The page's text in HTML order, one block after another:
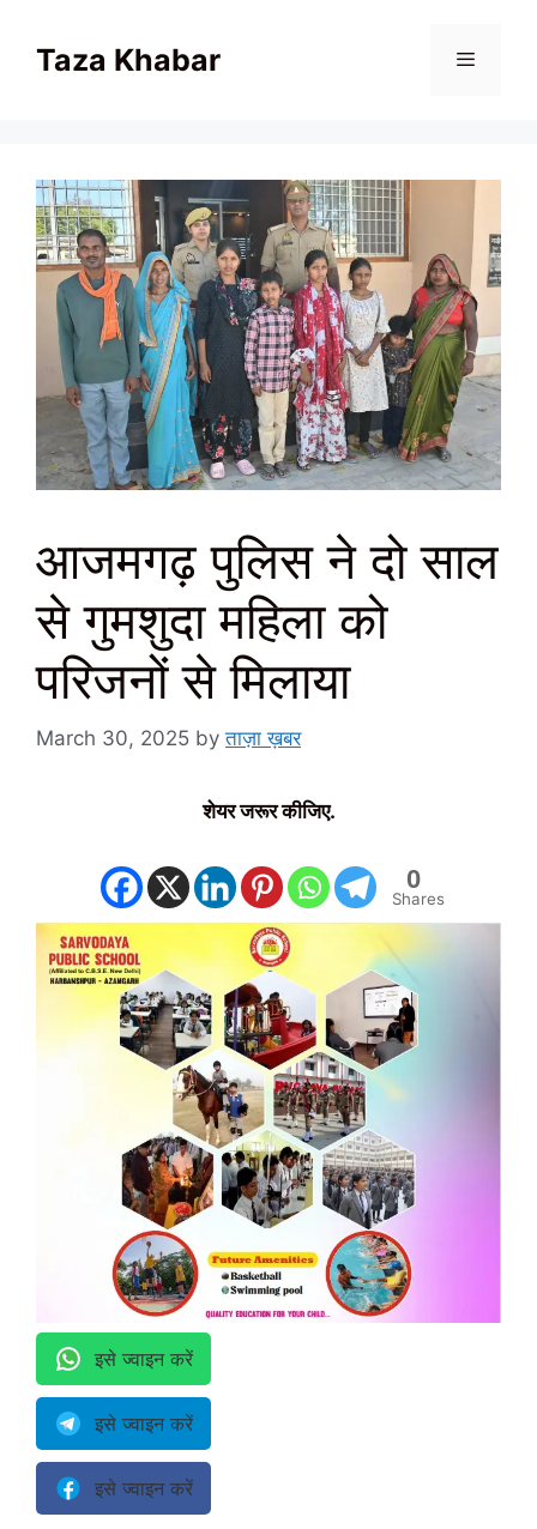
contentTaza Khabar
आजमगढ़ पुलिस ने दो साल
से गुमशुदा महिला को
परिजनों से मिलाया
March 30, 2025 byताज़ा ख़बर
शेयर जरूर कीजिए.
0
Shares
इसे ज्वाइन करें
इसे ज्वाइन करें
इसे ज्वाइन करें